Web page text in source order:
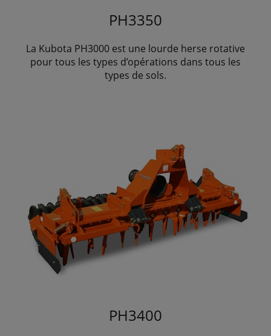
PH3350
La Kubota PH3000 est une lourde herse rotative
pour tous les types d’opérations dans tous les
types de sols.
PH3400